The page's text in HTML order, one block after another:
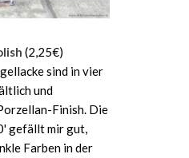
(2,25€)
sind in vier
und
Finish. Die
gefällt mir gut,
Farben in der